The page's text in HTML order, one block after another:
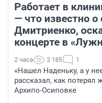
Работает в
— что известно о
Дмитриенко,
концерте в
2 часа 2 185 1
«Нашел Наденьку, а у
рассказал, как
Архипо-Осиповке